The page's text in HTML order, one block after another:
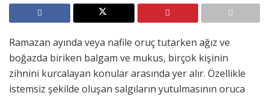
Ramazan ayında veya nafile oruç tutarken ağız ve
boğazda biriken balgam ve mukus, birçok kişinin
zihnini kurcalayan konular arasında yer alır. Özellikle
istemsiz şekilde oluşan salgıların yutulmasının oruca